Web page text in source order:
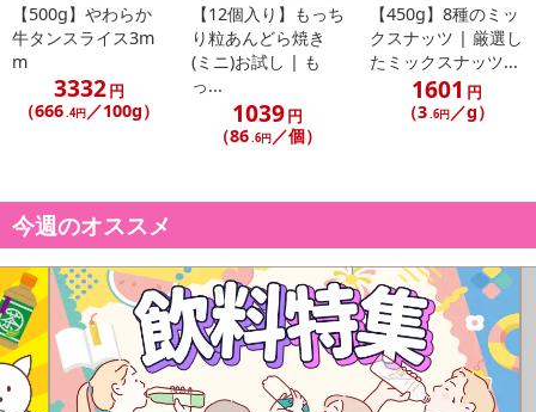
【お支払いについて】
※お支払い方法は、電話料金合算払い、クレジットカード払い、dポ
イントがご利用いただけます。
【発送・お届け・商品について】
ます。
※お客様のご都合でお受取りいただけない場合、商品の再発送や返
金はいたしかねます。
また、お届け日時のご指定は、お受けできません。宅配業者からの
不在票にてご対応ください。
※発送予定日は前後する場合がございます。また商品によって発送
日が異なります。
※dショッピングサンプル百貨店よりお届けする商品は、ご利用いた
【500g】やわらか
牛タンスライス3m
m
3332円
（666.4円／100g）
【12個入り】もっち
り粒あんどら焼き
(ミニ)お試し | も
っ...
1039円
（86.6円／個）
【450g】8種のミッ
クスナッツ | 厳選し
たミックスナッツ...
1601 円
（3.6円／g）
今週のオススメ